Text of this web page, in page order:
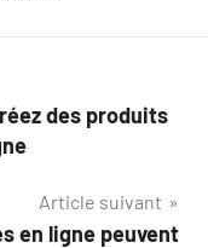
des produits
Article suivant
en ligne peuvent